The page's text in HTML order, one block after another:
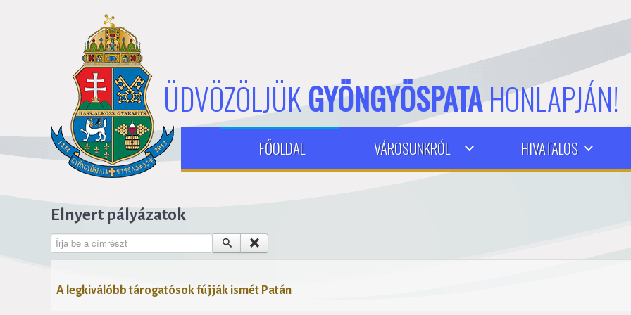
ÜDVÖZÖLJÜKGYÖNGYÖSPATAHONLAPJÁN!
FŐOLDAL VÁROSUNKRÓL HIVATALOS
Elnyert pályázatok
Írja be a címrészt
A legkiválóbb tárogatósok fújják ismét Patán